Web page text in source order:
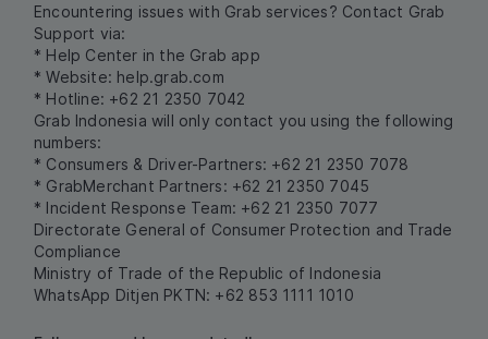
Encountering issues with Grab services? Contact Grab
Support via:
* Help Center in the Grab app
* Website: help.grab.com
* Hotline: +62 21 2350 7042
Grab Indonesia will only contact you using the following
numbers:
* Consumers & Driver-Partners: +62 21 2350 7078
* GrabMerchant Partners: +62 21 2350 7045
* Incident Response Team: +62 21 2350 7077
Directorate General of Consumer Protection and Trade
Compliance
Ministry of Trade of the Republic of Indonesia
WhatsApp Ditjen PKTN: +62 853 1111 1010